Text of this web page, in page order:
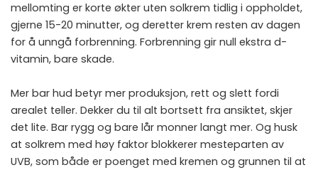
mellomting er korte økter uten solkrem tidlig i oppholdet,
gjerne 15-20 minutter, og deretter krem resten av dagen
for å unngå forbrenning. Forbrenning gir null ekstra d-
vitamin, bare skade.
Mer bar hud betyr mer produksjon, rett og slett fordi
arealet teller. Dekker du til alt bortsett fra ansiktet, skjer
det lite. Bar rygg og bare lår monner langt mer. Og husk
at solkrem med høy faktor blokkerer mesteparten av
UVB, som både er poenget med kremen og grunnen til at